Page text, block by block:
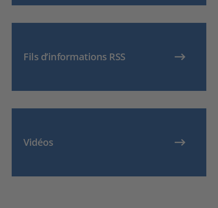
Fils d’informations RSS
Vidéos